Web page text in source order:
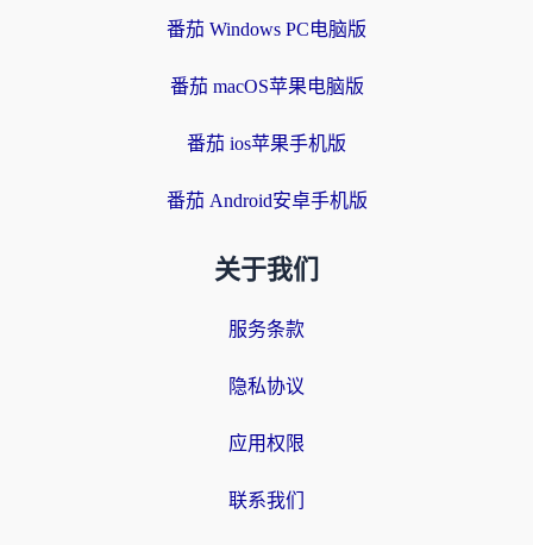
番茄 Windows PC电脑版
番茄 macOS苹果电脑版
番茄 ios苹果手机版
番茄 Android安卓手机版
关于我们
服务条款
隐私协议
应用权限
联系我们